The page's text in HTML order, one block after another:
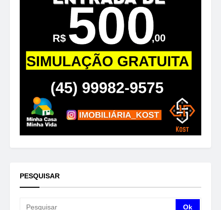
PESQUISAR